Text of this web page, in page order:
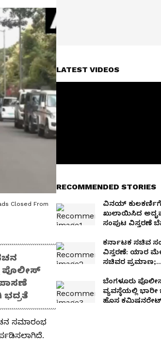
Closed From
ಪೊಲೀಸ್
ಸಮಾರಂಭ
LATEST VIDEOS
RECOMMENDED STORIES
ವಿನಯ್ ಕುಲಕರ್ಣಿಗೆ
ಖುಲಾಯಿಸಿದ
ಸಂಪುಟ ವಿಸ್ತರಣೆ
ಕರ್ನಾಟಕ ಸಚಿವ
ವಿಸ್ತರಣೆ: ಯಾರ
ಸಚಿವರ ಪ್ರಮಾಣ;
ಸಂಪುಟ ಗಾತ್ರ!
ಬೆಂಗಳೂರು
ವ್ಯವಸ್ಥೆಯಲ್ಲಿ
ಹೊಸ